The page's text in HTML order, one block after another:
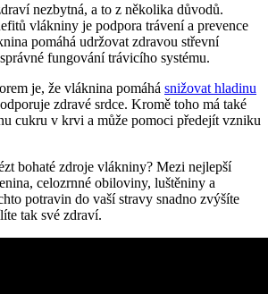
nezbytná, a to z několika důvodů.
vlákniny je podpora trávení a prevence
pomáhá udržovat zdravou střevní
fungování trávicího systému.
je, že vláknina pomáhá snižovat hladinu
zdravé srdce. Kromě toho má také
cukru v krvi a může pomoci předejít vzniku
bohaté zdroje vlákniny? Mezi nejlepší
celozrnné obiloviny, luštěniny a
potravin do vaší stravy snadno zvýšíte
tak své zdraví.